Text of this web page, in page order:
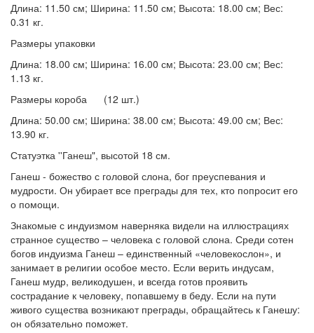
Длина: 11.50 см; Ширина: 11.50 см; Высота: 18.00 см; Вес:
0.31 кг.
Размеры упаковки
Длина: 18.00 см; Ширина: 16.00 см; Высота: 23.00 см; Вес:
1.13 кг.
Размеры короба (12 шт.)
Длина: 50.00 см; Ширина: 38.00 см; Высота: 49.00 см; Вес:
13.90 кг.
Статуэтка ''Ганеш", высотой 18 см.
Ганеш - божество с головой слона, бог преуспевания и
мудрости. Он убирает все преграды для тех, кто попросит его
о помощи.
Знакомые с индуизмом наверняка видели на иллюстрациях
странное существо – человека с головой слона. Среди сотен
богов индуизма Ганеш – единственный «человекослон», и
занимает в религии особое место. Если верить индусам,
Ганеш мудр, великодушен, и всегда готов проявить
сострадание к человеку, попавшему в беду. Если на пути
живого существа возникают преграды, обращайтесь к Ганешу:
он обязательно поможет.